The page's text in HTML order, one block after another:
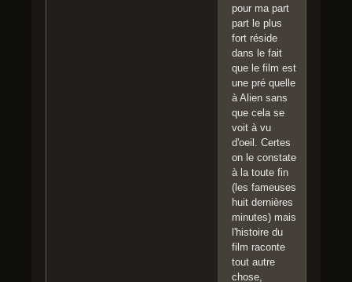
pour ma part
part le plus
fort réside
dans le fait
que le film est
une pré quelle
à Alien sans
que cela se
voit à vu
d'oeil. Certes
on le constate
à la toute fin
(les fameuses
huit dernières
minutes) mais
l'histoire du
film raconte
tout autre
chose,